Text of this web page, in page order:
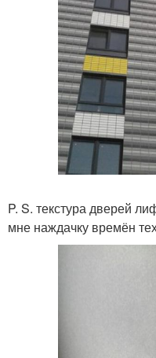
P. S. текстура дверей
мне наждачку времён